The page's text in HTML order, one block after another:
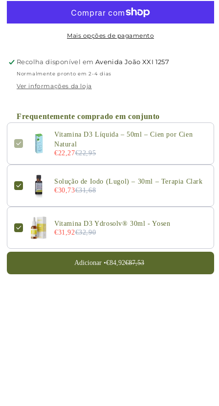
–
por
Cien
Natural
Líquida
–
50ml
por
Cien
Natural
Mais opções de pagamento
Recolha disponível em Avenida João XXI 1257
Normalmente pronto em 2-4 dias
Ver informações da loja
Frequentemente comprado em conjunto
Vitamina D3 Líquida – 50ml – Cien por Cien
Natural
€22,27€22,95
Solução de Iodo (Lugol) – 30ml – Terapia Clark
€30,73€31,68
Vitamina D3 Ydrosolv® 30ml - Yosen
€31,92€32,90
Adicionar •€84,92€87,53